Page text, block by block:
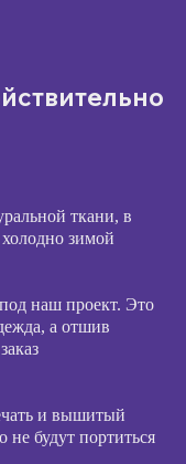
ткани, в
зимой
наш проект. Это
а отшив
и вышитый
не будут портиться